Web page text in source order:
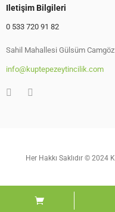
Iletişim Bilgileri
0 533 720 91 82
Sahil Mahallesi Gülsüm
info@kuptepezeytincilik.com
Her Hakkı Saklıdır © 2024